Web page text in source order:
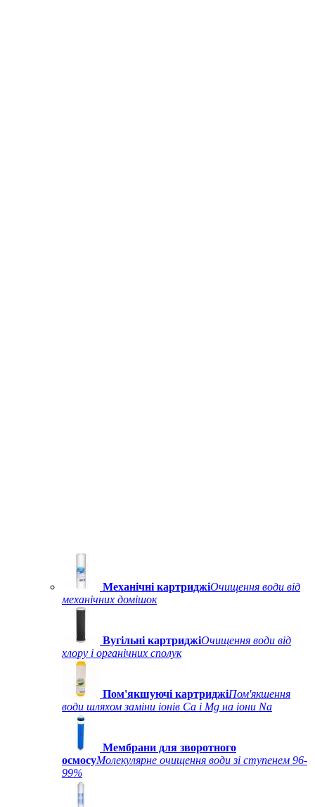
Механічні картриджіОчищення води від
механічних домішок
Вугільні картриджіОчищення води від
хлору і органічних сполук
Пом'якшуючі картриджіПом'якшення
води шляхом заміни іонів Ca і Mg на іони Na
Мембрани для зворотного
осмосуМолекулярне очищення води зі ступенем 96-
99%